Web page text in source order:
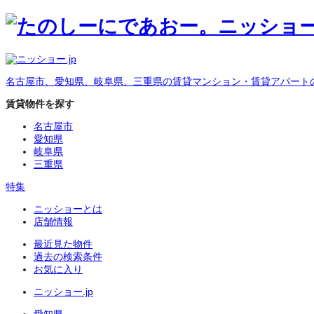
名古屋市、愛知県、岐阜県、三重県の賃貸マンション・賃貸アパート
賃貸物件を探す
名古屋市
愛知県
岐阜県
三重県
特集
ニッショーとは
店舗情報
最近見た物件
過去の検索条件
お気に入り
ニッショー.jp